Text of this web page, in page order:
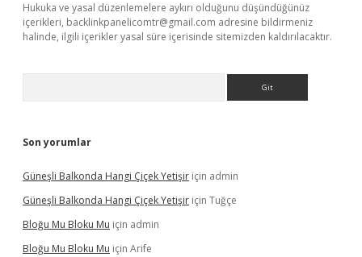
Hukuka ve yasal düzenlemelere aykırı olduğunu düşündüğünüz
içerikleri, backlinkpanelicomtr@gmail.com adresine bildirmeniz
halinde, ilgili içerikler yasal süre içerisinde sitemizden kaldırılacaktır.
Son yorumlar
Güneşli Balkonda Hangi Çiçek Yetişir için admin
Güneşli Balkonda Hangi Çiçek Yetişir için Tuğçe
Bloğu Mu Bloku Mu için admin
Bloğu Mu Bloku Mu için Arife